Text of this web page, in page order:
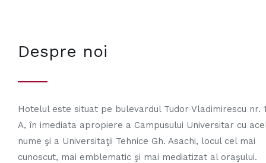
Despre noi
Hotelul este situat pe bulevardul Tudor Vladimirescu nr.
A, în imediata apropiere a Campusului Universitar cu
nume şi a Universitaţii Tehnice Gh. Asachi, locul cel mai
cunoscut, mai emblematic şi mai mediatizat al oraşului.